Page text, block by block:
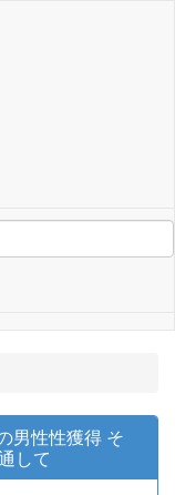
男性性獲得 そ
して